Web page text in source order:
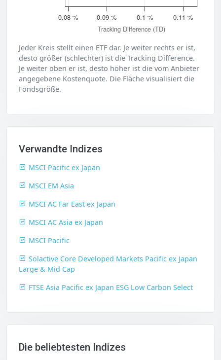
Tracking Difference (TD)
0.08 % 0.09 % 0.1 % 0.11 %
Jeder Kreis stellt einen ETF dar. Je weiter rechts er ist,
desto größer (schlechter) ist die Tracking Difference.
Je weiter oben er ist, desto höher ist die vom Anbieter
angegebene Kostenquote. Die Fläche visualisiert die
Fondsgröße.
Verwandte Indizes
MSCI Pacific ex Japan
MSCI EM Asia
MSCI AC Far East ex Japan
MSCI AC Asia ex Japan
MSCI Pacific
Solactive Core Developed Markets Pacific ex Japan
Large & Mid Cap
FTSE Asia Pacific ex Japan ESG Low Carbon Select
Die beliebtesten Indizes